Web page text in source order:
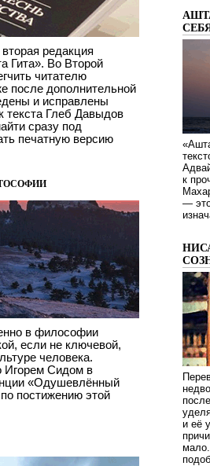
редакция
Гита». Во Второй
читателю
после дополнительной
и исправлены
текста Глеб Давыдов
сразу под
печатную версию
в философии
если не ключевой,
человека.
Игорем Сидом в
«Одушевлённый
постижению этой
к
—
и её